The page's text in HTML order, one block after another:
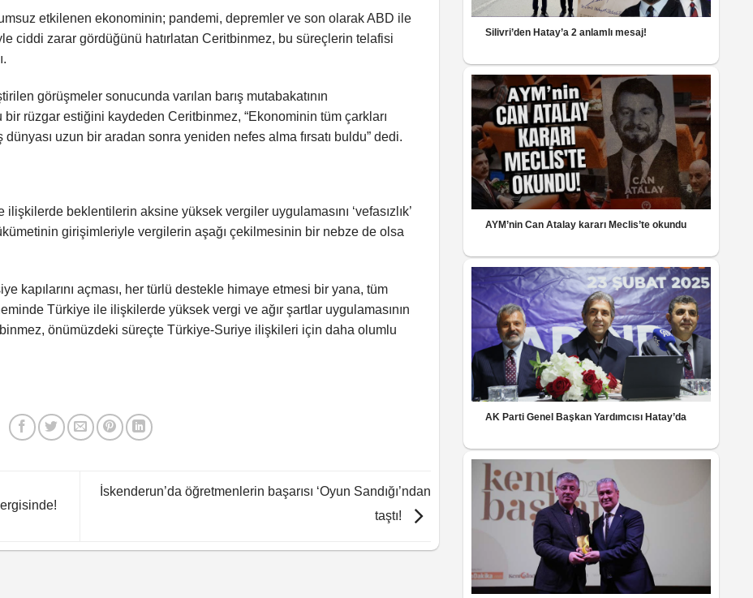
etkilenen ekonominin; pandemi, depremler ve son olarak ABD ile
ciddi zarar gördüğünü hatırlatan Ceritbinmez, bu süreçlerin telafisi
görüşmeler sonucunda varılan barış mutabakatının
bir rüzgar estiğini kaydeden Ceritbinmez, “Ekonominin tüm çarkları
uzun bir aradan sonra yeniden nefes alma fırsatı buldu” dedi.
beklentilerin aksine yüksek vergiler uygulamasını ‘vefasızlık’
girişimleriyle vergilerin aşağı çekilmesinin bir nebze de olsa
kapılarını açması, her türlü destekle himaye etmesi bir yana, tüm
Türkiye ile ilişkilerde yüksek vergi ve ağır şartlar uygulamasının
önümüzdeki süreçte Türkiye-Suriye ilişkileri için daha olumlu
İskenderun’da öğretmenlerin başarısı ‘Oyun Sandığı’ndan
taştı!
Silivri’den Hatay’a 2 anlamlı mesaj!
AYM’nin Can Atalay kararı Meclis’te okundu
AK Parti Genel Başkan Yardımcısı Hatay’da